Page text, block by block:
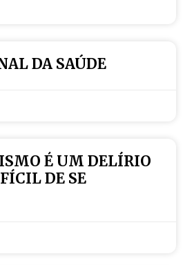
DA SAÚDE
É UM DELÍRIO
DE SE